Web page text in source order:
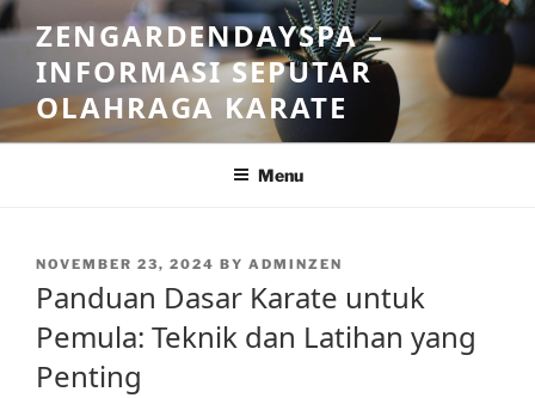
Skip
to
content
ZENGARDENDAYSPA –
INFORMASI SEPUTAR
OLAHRAGA KARATE
Menu
POSTED
NOVEMBER 23, 2024 BY ADMINZEN
Panduan Dasar Karate untuk
Pemula: Teknik dan Latihan yang
Penting